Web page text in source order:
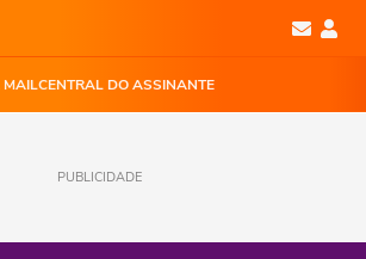
MAILCENTRAL DO ASSINANTE
PUBLICIDADE